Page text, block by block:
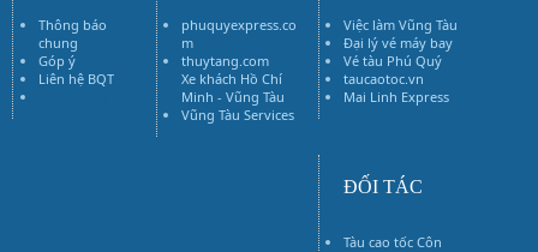
Thông báo
chung
Góp ý
Liên hệ BQT
phuquyexpress.co
m
thuytang.com
Xe khách Hồ Chí
Minh - Vũng Tàu
Vũng Tàu Services
Việc làm Vũng Tàu
Đại lý vé máy bay
Vé tàu Phú Quý
taucaotoc.vn
Mai Linh Express
ĐỐI TÁC
Tàu cao tốc Côn